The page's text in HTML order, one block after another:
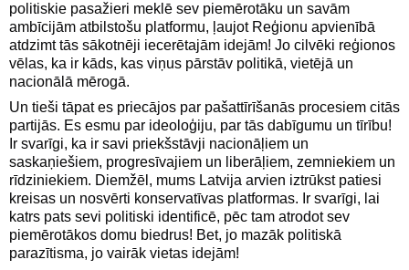
politiskie pasažieri meklē sev piemērotāku un savām
ambīcijām atbilstošu platformu, ļaujot Reģionu apvienībā
atdzimt tās sākotnēji iecerētajām idejām! Jo cilvēki reģionos
vēlas, ka ir kāds, kas viņus pārstāv politikā, vietējā un
nacionālā mērogā.
Un tieši tāpat es priecājos par pašattīrīšanās procesiem citās
partijās. Es esmu par ideoloģiju, par tās dabīgumu un tīrību!
Ir svarīgi, ka ir savi priekšstāvji nacionāļiem un
saskaņiešiem, progresīvajiem un liberāļiem, zemniekiem un
rīdziniekiem. Diemžēl, mums Latvija arvien iztrūkst patiesi
kreisas un nosvērti konservatīvas platformas. Ir svarīgi, lai
katrs pats sevi politiski identificē, pēc tam atrodot sev
piemērotākos domu biedrus! Bet, jo mazāk politiskā
parazītisma, jo vairāk vietas idejām!